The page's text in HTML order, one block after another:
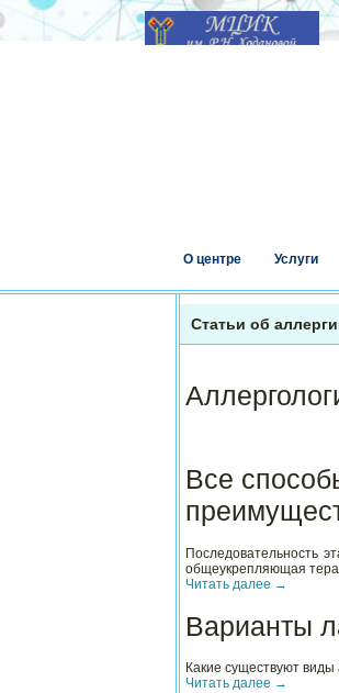
О центре Услуги
Статьи об
Все
Последовательность
общеукрепляющая
Читать далее →
Варианты
Какие существуют
Читать далее →